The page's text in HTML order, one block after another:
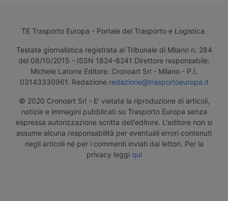
TE Trasporto Europa - Portale del Trasporto e Logistica.
Testata giornalistica registrata al Tribunale di Milano n. 284
del 08/10/2015 - ISSN 1824-8241 Direttore responsabile:
Michele Latorre Editore: Cronoart Srl - Milano - P.I.
03143330961. Redazione redazione@trasportoeuropa.it
© 2020 Cronoart Srl - E' vietata la riproduzione di articoli,
notizie e immagini pubblicati su Trasporto Europa senza
espressa autorizzazione scritta dell'editore. L'editore non si
assume alcuna responsabilità per eventuali errori contenuti
negli articoli né per i commenti inviati dai lettori. Per la
privacy leggi qui